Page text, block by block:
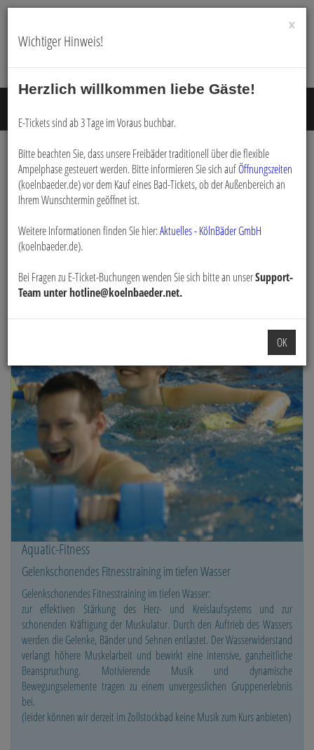
Buchen
Aquatic-Fitness
Gelenkschonendes Fitnesstraining im tiefen Wasser
Gelenkschonendes Fitnesstraining im tiefen Wasser:
zur effektiven Stärkung des Herz- und Kreislaufsystems und zur
schonenden Kräftigung der Muskulatur. Durch den Auftrieb des Wassers
werden die Gelenke, Bänder und Sehnen entlastet. Der Wasserwiderstand
verlangt höhere Muskelarbeit und bewirkt eine intensive, ganzheitliche
Beanspruchung. Motivierende Musik und dynamische
Bewegungselemente tragen zu einem unvergesslichen Gruppenerlebnis
bei.
(leider können wir derzeit im Zollstockbad keine Musik zum Kurs anbieten)
×
Wichtiger Hinweis!
Herzlich willkommen liebe Gäste!
E-Tickets sind ab 3 Tage im Voraus buchbar.
Bitte beachten Sie, dass unsere Freibäder traditionell über die flexible
Ampelphase gesteuert werden. Bitte informieren Sie sich aufÖffnungszeiten
(koelnbaeder.de) vor dem Kauf eines Bad-Tickets, ob der Außenbereich an
Ihrem Wunschtermin geöffnet ist.
Weitere Informationen finden Sie hier:Aktuelles - KölnBäder GmbH
(koelnbaeder.de).
Bei Fragen zu E-Ticket-Buchungen wenden Sie sich bitte an unserSupport-
Team unter hotline@koelnbaeder.net.
OK